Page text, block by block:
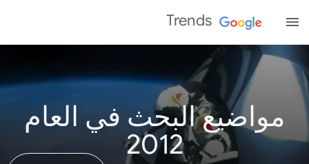
Trends
مواضيع البحث في العام
2012